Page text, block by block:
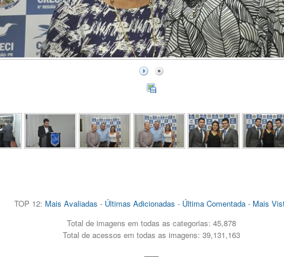
TOP 12: Mais Avaliadas - Últimas Adicionadas - Última Comentada- Mais
Total de imagens em todas as categorias: 45,878
Total de acessos em todas as imagens: 39,131,163